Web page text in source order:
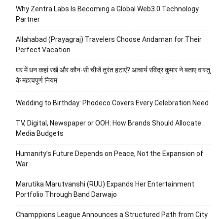
Why Zentra Labs Is Becoming a Global Web3.0 Technology
Partner
Allahabad (Prayagraj) Travelers Choose Andaman for Their
Perfect Vacation
घर में धन कहां रखें और कौन-सी चीजें तुरंत हटाएं? आचार्य रविंद्र कुमार ने बताए वास्तु
के महत्वपूर्ण नियम
Wedding to Birthday: Phodeco Covers Every Celebration Need
TV, Digital, Newspaper or OOH: How Brands Should Allocate
Media Budgets
Humanity’s Future Depends on Peace, Not the Expansion of
War
Marutika Marutvanshi (RUU) Expands Her Entertainment
Portfolio Through Band Darwajo
Champpions League Announces a Structured Path from City